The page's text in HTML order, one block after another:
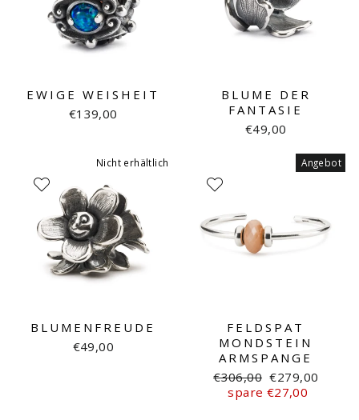
EWIGE WEISHEIT
€139,00
BLUME DER
FANTASIE
€49,00
Nicht erhältlich
BLUMENFREUDE
€49,00
Angebot
FELDSPAT
MONDSTEIN
ARMSPANGE
Normaler
Preis
€306,00 Sonderpreis
€279,00
spare €27,00